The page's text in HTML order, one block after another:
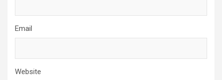
Email
Website